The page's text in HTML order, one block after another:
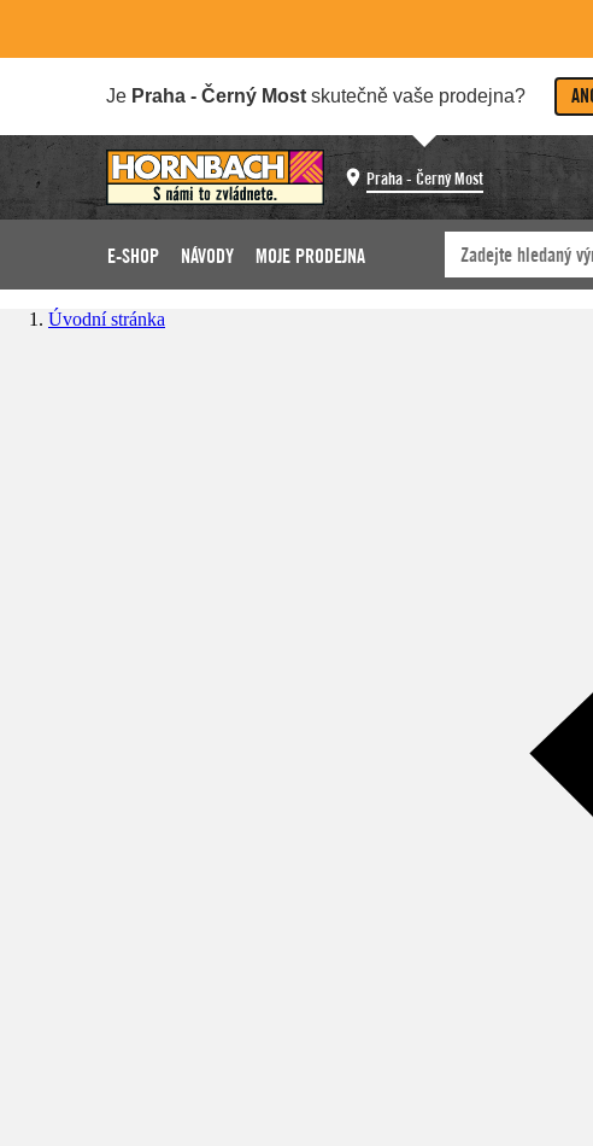
Je Praha - Černý Most skutečně vaše prodejna?
Praha - Černý Most
E-SHOP NÁVODY MOJE PRODEJNA
Úvodní stránka